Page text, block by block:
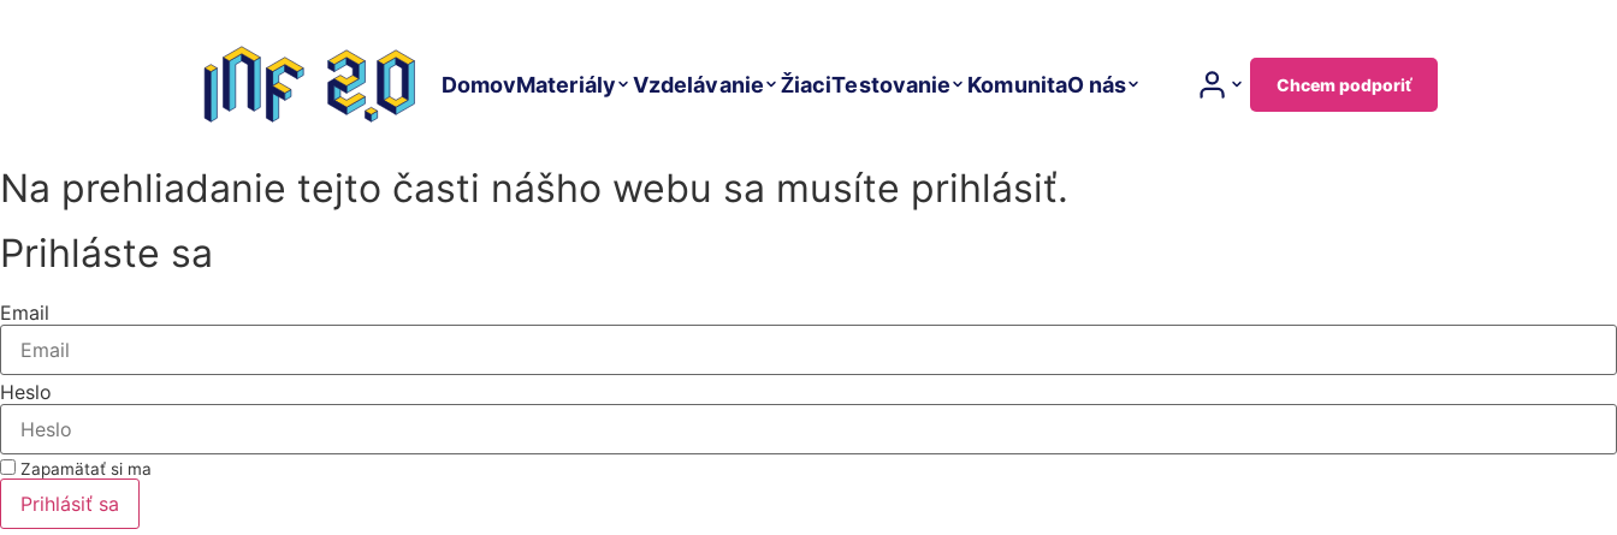
DomovMateriály Vzdelávanie ŽiaciTestovanie KomunitaO nás Chcem podporiť
Na prehliadanie tejto časti nášho webu sa musíte prihlásiť.
Prihláste sa
Email
Heslo
Zapamätať si ma
Prihlásiť sa